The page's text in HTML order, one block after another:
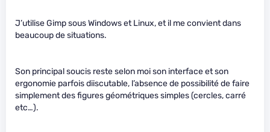
J’utilise Gimp sous Windows et Linux, et il me convient dans
beaucoup de situations.
Son principal soucis reste selon moi son interface et son
ergonomie parfois diiscutable, l’absence de possibilité de faire
simplement des figures géométriques simples (cercles, carré
etc…).